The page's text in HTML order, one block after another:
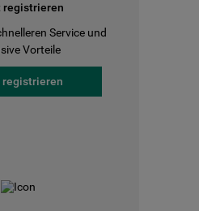
registrieren
Service und
Vorteile